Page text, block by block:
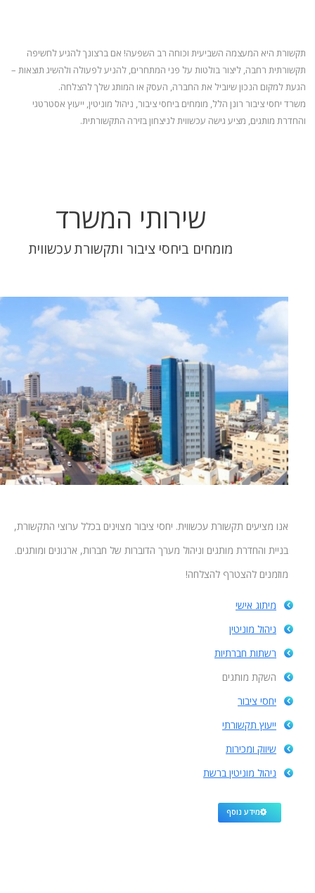
תקשורת היא המעצמה השביעית וכוחה רב השפעה! אם ברצונך להגיע לחשיפה
תקשורתית רחבה, ליצור בולטות על פני המתחרים, להניעלפעולה ולהשיג תוצאות –
הגעת למקום הנכון שיוביל את החברה, העסק או המותג שלך להצלחה.
משרד יחסי ציבור רונן הלל, מומחים ביחסי ציבור, ניהול מוניטין, ייעוץ אסטרטגי
והחדרת מותגים, מציע גישה עכשווית לניצחון בזירה התקשורתית.
שירותי המשרד
מומחים ביחסי ציבור ותקשורת עכשווית
אנו מציעים תקשורת עכשווית. יחסי ציבור מצוינים בכלל ערוצי התקשורת,
בניית והחדרת מותגים וניהול מערך הדוברות של חברות, ארגונים ומותגים.
מוזמנים להצטרף להצלחה!
מיתוג אישי
ניהול מוניטין
רשתות חברתיות
השקת מותגים
יחסי ציבור
ייעוץ תקשורתי
שיווק ומכירות
ניהול מוניטין ברשת
מידע נוסף